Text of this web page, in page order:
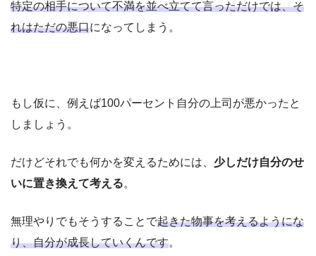
特定の相手について不満を並べ立てて言っただけでは、そ
れはただの悪口になってしまう。
もし仮に、例えば100パーセント自分の上司が悪かったと
しましょう。
だけどそれでも何かを変えるためには、 少しだけ自分のせ
いに置き換えて考える。
無理やりでもそうすることで起きた物事を考えるようにな
り、自分が成長していくんです。